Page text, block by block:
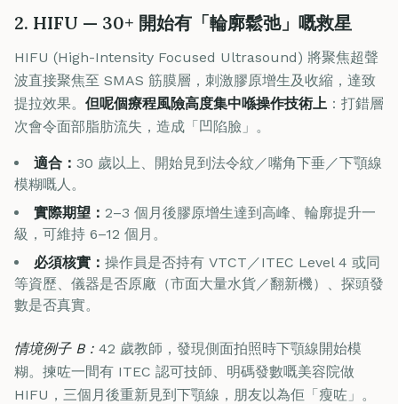
2. HIFU — 30+ 開始有「輪廓鬆弛」嘅救星
HIFU (High-Intensity Focused Ultrasound) 將聚焦超聲
波直接聚焦至 SMAS 筋膜層，刺激膠原增生及收縮，達致
提拉效果。 但呢個療程風險高度集中喺操作技術上 ：打錯層
次會令面部脂肪流失，造成「凹陷臉」。
適合： 30 歲以上、開始見到法令紋／嘴角下垂／下顎線
模糊嘅人。
實際期望： 2–3 個月後膠原增生達到高峰、輪廓提升一
級，可維持 6–12 個月。
必須核實： 操作員是否持有 VTCT／ITEC Level 4 或同
等資歷、儀器是否原廠（市面大量水貨／翻新機）、探頭發
數是否真實。
情境例子 B： 42 歲教師，發現側面拍照時下顎線開始模
糊。揀咗一間有 ITEC 認可技師、明碼發數嘅美容院做
HIFU，三個月後重新見到下顎線，朋友以為佢「瘦咗」。